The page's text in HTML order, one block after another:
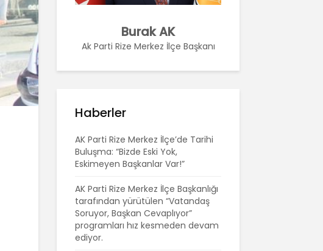
Burak AK
Ak Parti Rize Merkez İlçe Başkanı
Haberler
AK Parti Rize Merkez İlçe’de Tarihi
Buluşma: “Bizde Eski Yok,
Eskimeyen Başkanlar Var!”
AK Parti Rize Merkez İlçe Başkanlığı
tarafından yürütülen “Vatandaş
Soruyor, Başkan Cevaplıyor”
programları hız kesmeden devam
ediyor.